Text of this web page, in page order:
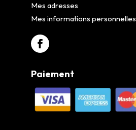
Mes adresses
Mes informations personnelles
Paiement